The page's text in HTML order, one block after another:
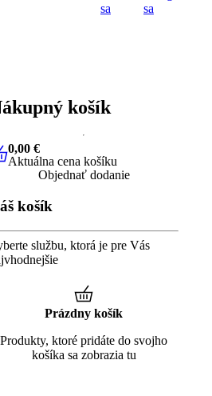
sa
sa
košík
0,00 €Aktuálna cena košíku
0,00 €
Aktuálna cena košíku
Objednať dodanie
košík
službu, ktorá je pre Vás
Prázdny košík
Produkty, ktoré pridáte do svojho
košíka sa zobrazia tu